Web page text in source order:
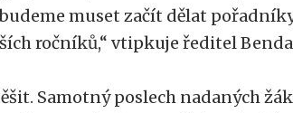
muset začít dělat
ročníků,“ vtipkuje ředitel
Samotný poslech nadaných